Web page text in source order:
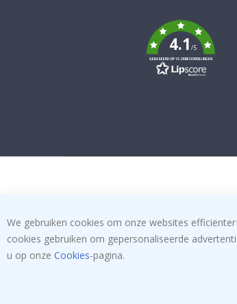
k
4.1/5
GEBASEERD OP 1029 BEOORDELINGEN
We gebruiken cookies om onze websites
cookies gebruiken om gepersonaliseerde
u op onze Cookies-pagina.